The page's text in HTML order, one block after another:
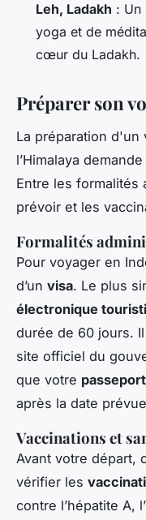
Leh, Ladakh : Un
yoga et de
cœur du Ladakh.
Préparer son
La préparation d'un
l’Himalaya
Entre les formalités
prévoir et les
Formalités
Pour voyager en
d’un visa. Le plus
électronique
durée de 60 jours.
site officiel du
que votre passeport
après la date
Vaccinations et
Avant votre départ,
vérifier les
contre l’hépatite A,